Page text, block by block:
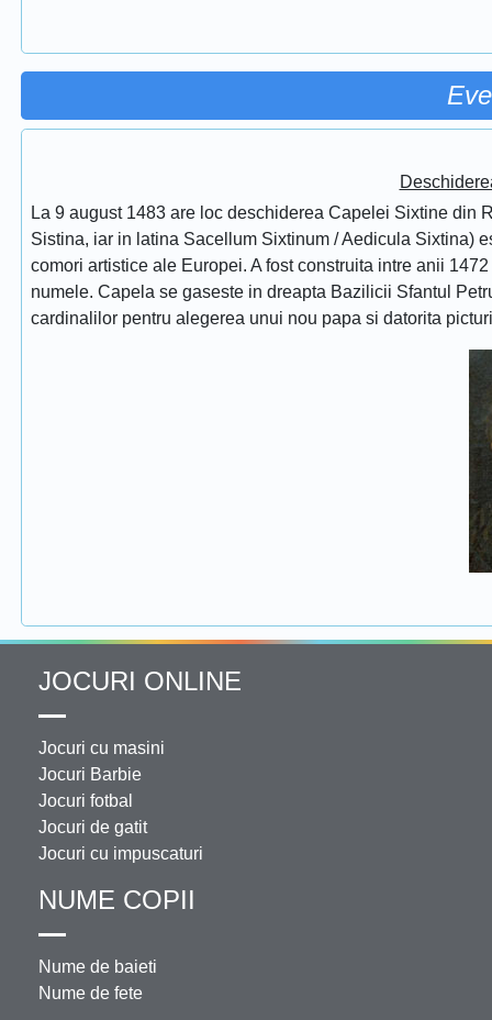
La 9 august 1483 are loc deschiderea Capelei Sixtine
Sistina, iar in latina Sacellum Sixtinum / Aedicula Sixtina)
comori artistice ale Europei. A fost construita intre anii
numele. Capela se gaseste in dreapta Bazilicii Sfantul
cardinalilor pentru alegerea unui nou papa si datorita
JOCURI ONLINE
Jocuri cu masini
Jocuri Barbie
Jocuri fotbal
Jocuri de gatit
Jocuri cu impuscaturi
NUME COPII
Nume de baieti
Nume de fete